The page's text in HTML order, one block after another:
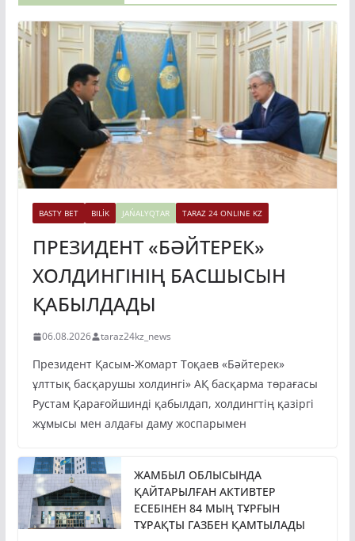
BASTY BET BILİK JAŃALYQTAR TARAZ 24 ONLINE KZ
ПРЕЗИДЕНТ «БӘЙТЕРЕК»
ХОЛДИНГІНІҢ БАСШЫСЫН
ҚАБЫЛДАДЫ
06.08.2026 taraz24kz_news
Президент Қасым-Жомарт Тоқаев «Бәйтерек»
ұлттық басқарушы холдингі» АҚ басқарма төрағасы
Рустам Қарағойшинді қабылдап, холдингтің қазіргі
жұмысы мен алдағы даму жоспарымен
ЖАМБЫЛ ОБЛЫСЫНДА
ҚАЙТАРЫЛҒАН АКТИВТЕР
ЕСЕБІНЕН 84 МЫҢ ТҰРҒЫН
ТҰРАҚТЫ ГАЗБЕН ҚАМТЫЛАДЫ